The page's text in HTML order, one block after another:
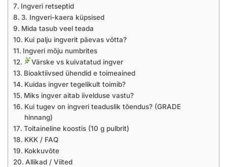
Ingveri retseptid
3. Ingveri-kaera küpsised
Mida tasub veel teada
Kui palju ingverit päevas võtta?
Ingveri mõju numbrites
Värske vs kuivatatud ingver
Bioaktiivsed ühendid e toimeained
Kuidas ingver tegelikult toimib?
Miks ingver aitab iivelduse vastu?
Kui tugev on ingveri teaduslik tõendus? (GRADE
hinnang)
Toitaineline koostis (10 g pulbrit)
KKK / FAQ
Kokkuvõte
Allikad / Viited